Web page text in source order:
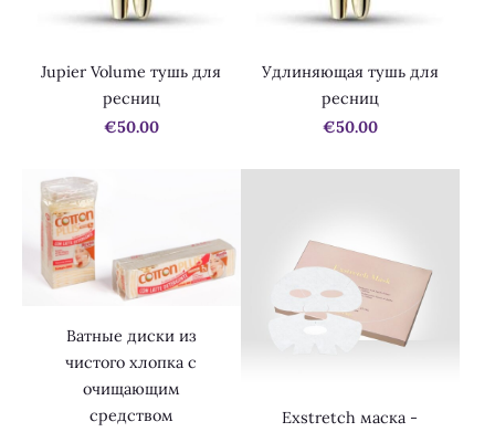
Jupier Volume тушь для
ресниц
€50.00
Удлиняющая тушь для
ресниц
€50.00
Ватные диски из
чистого хлопка с
очищающим
средством
Exstretch маска -